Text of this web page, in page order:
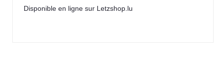
Disponible en ligne sur Letzshop.lu